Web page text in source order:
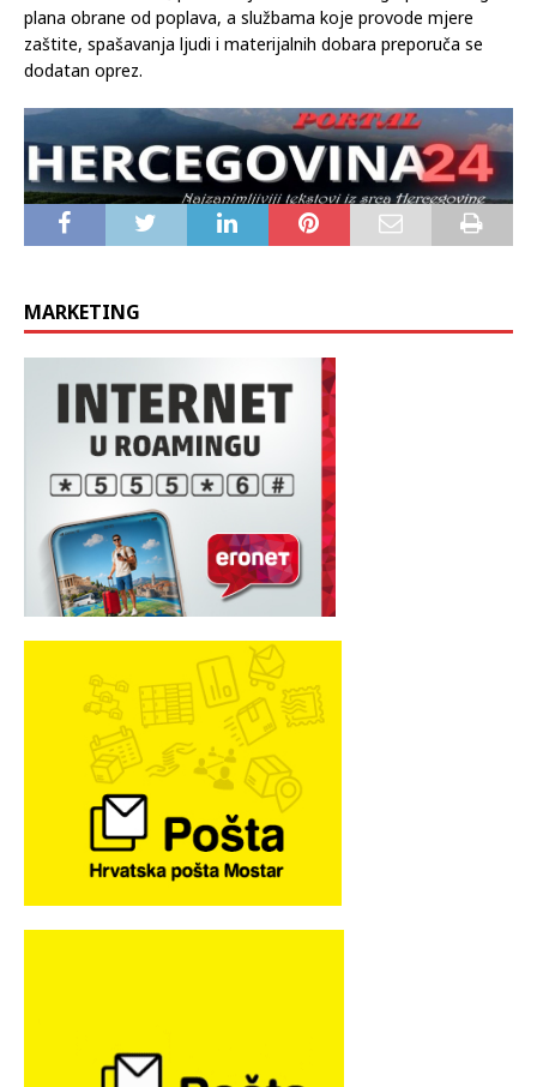
plana obrane od poplava, a službama koje provode mjere
zaštite, spašavanja ljudi i materijalnih dobara preporuča se
dodatan oprez.
MARKETING